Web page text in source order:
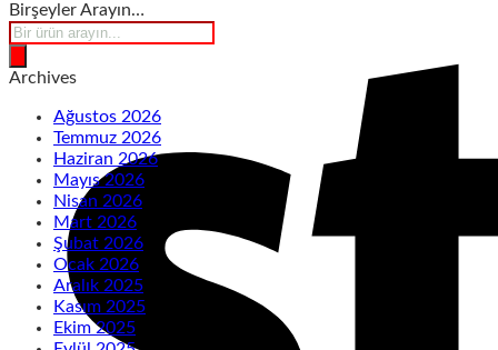
Birşeyler Arayın…
Products
search
Archives
Ağustos 2026
Temmuz 2026
Haziran 2026
Mayıs 2026
Nisan 2026
Mart 2026
Şubat 2026
Ocak 2026
Aralık 2025
Kasım 2025
Ekim 2025